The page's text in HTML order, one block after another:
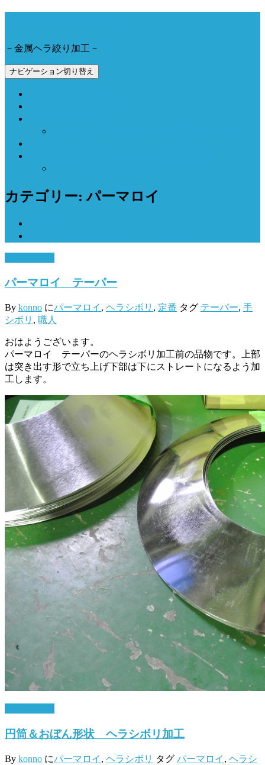
－金属ヘラ絞り加工－
ナビゲーション切り替え
カテゴリー: パーマロイ
パーマロイ テーパー
By konno にパーマロイ , ヘラシボリ , 定番 タグ テーパー, 手
シボリ , 職人
おはようございます。
パーマロイ テーパーのヘラシボリ加工前の品物です。上部
は突き出す形で立ち上げ下部は下にストレートになるよう加
工します。
円筒＆おぼん形状 ヘラシボリ加工
By konno にパーマロイ , ヘラシボリ タグ パーマロイ , ヘラシ